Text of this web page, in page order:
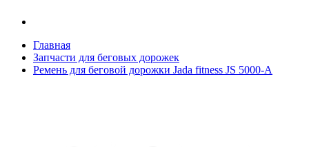
Главная
Запчасти для беговых дорожек
Ремень для беговой дорожки Jada fitness JS 5000-A